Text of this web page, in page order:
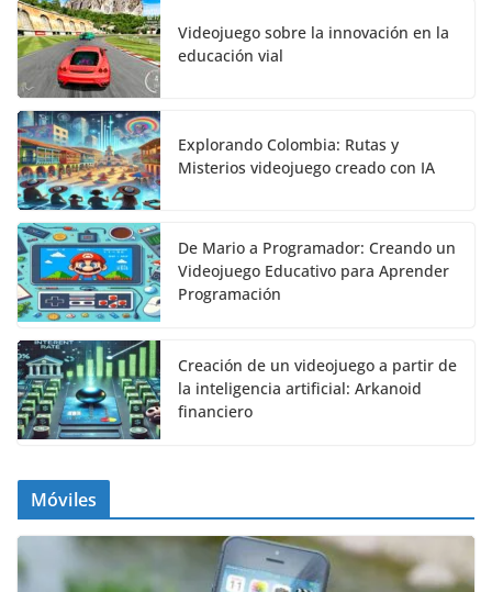
Videojuego sobre la innovación en la
educación vial
Explorando Colombia: Rutas y
Misterios videojuego creado con IA
De Mario a Programador: Creando un
Videojuego Educativo para Aprender
Programación
Creación de un videojuego a partir de
la inteligencia artificial: Arkanoid
financiero
Móviles